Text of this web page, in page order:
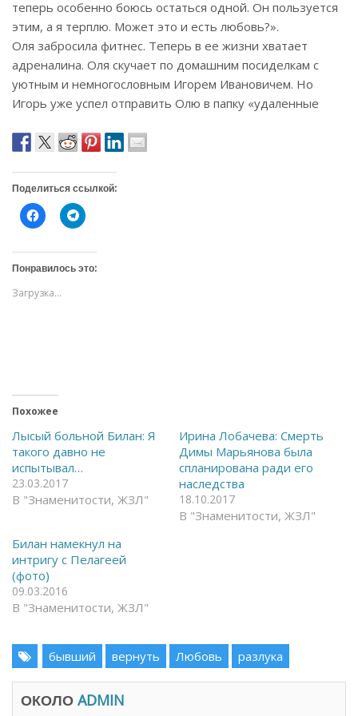
теперь особенно боюсь остаться одной. Он пользуется
этим, а я терплю. Может это и есть любовь?».
Оля забросила фитнес. Теперь в ее жизни хватает
адреналина. Оля скучает по домашним посиделкам с
уютным и немногословным Игорем Ивановичем. Но
Игорь уже успел отправить Олю в папку «удаленные
Поделиться ссылкой:
Н
а
и
т
е
ч
т
ь
а
F
a
c
e
b
o
т
к
р
ы
в
а
е
о
в
м
Н
а
и
т
е
с
я
в
e
g
(
О
т
в
я
в
н
о
в
Понравилось это:
Загрузка...
Похожее
Лысый больной Билан: Я
такого давно не
испытывал…
23.03.2017
В "Знаменитости, ЖЗЛ"
Ирина Лобачева: Смерть
Димы Марьянова была
спланирована ради его
наследства
18.10.2017
В "Знаменитости, ЖЗЛ"
Билан намекнул на
интригу с Пелагеей
(фото)
09.03.2016
В "Знаменитости, ЖЗЛ"
бывший вернуть Любовь разлука
ОКОЛО ADMIN